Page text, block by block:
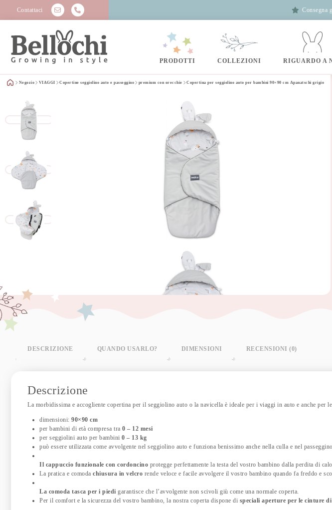
Contattaci Consegna
PRODOTTI COLLEZIONI RIGUARDO A
Negozio VIAGGI Copertine seggiolino auto e passeggino premium con orecchie Copertina per seggiolino auto per bambini 90×90 cm Apanatschi grigio
DESCRIZIONE QUANDO USARLO? DIMENSIONI RECENSIONI (0)
Descrizione
La morbidissima e accogliente copertina per il seggiolino auto o la navicella è ideale per i viaggi in auto e anche
dimensioni:90×90 cm
per bambini di età compresa tra0 – 12 mesi
per seggiolini auto per bambini0 – 13 kg
può essere utilizzata come avvolgente nel seggiolino auto e funziona benissimo anche nella culla e nel
Il cappuccio funzionale con cordoncino protegge perfettamente la testa del vostro bambino dalla perdita di
La pratica e comodachiusura in velcro rende veloce e facile avvolgere il vostro bambino quando fa freddo e
La comoda tasca per i piedigarantisce che l’avvolgente non scivoli giù come una normale coperta.
Per il comfort e la sicurezza del vostro bambino, la nostra coperta dispone di speciali aperture per le cinture